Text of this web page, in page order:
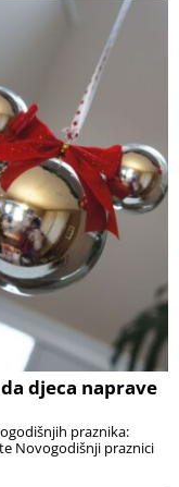
da djeca naprave
praznika:
Novogodišnji praznici